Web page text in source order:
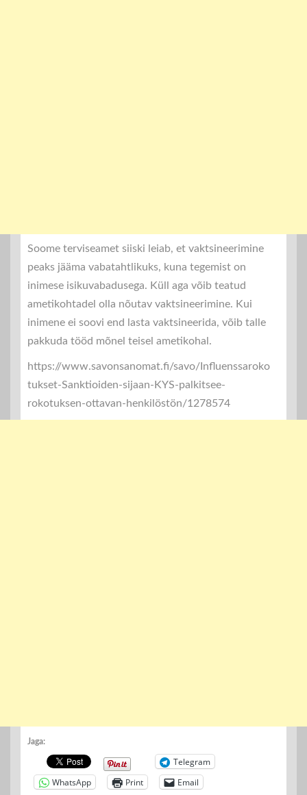
Soome terviseamet siiski leiab, et vaktsineerimine
peaks jääma vabatahtlikuks, kuna tegemist on
inimese isikuvabadusega. Küll aga võib teatud
ametikohtadel olla nõutav vaktsineerimine. Kui
inimene ei soovi end lasta vaktsineerida, võib talle
pakkuda tööd mõnel teisel ametikohal.
https://www.savonsanomat.fi/savo/Influenssaroko
tukset-Sanktioiden-sijaan-KYS-palkitsee-
rokotuksen-ottavan-henkilöstön/1278574
Jaga:
Telegram
WhatsApp
Print Email